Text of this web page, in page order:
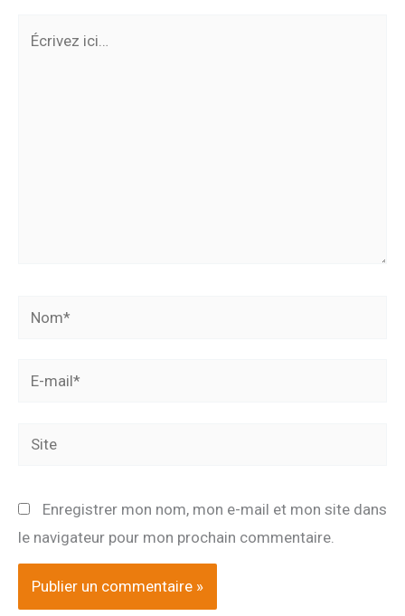
Nom*
Site
Enregistrer mon nom, mon e-mail et mon site dans
le navigateur pour mon prochain commentaire.